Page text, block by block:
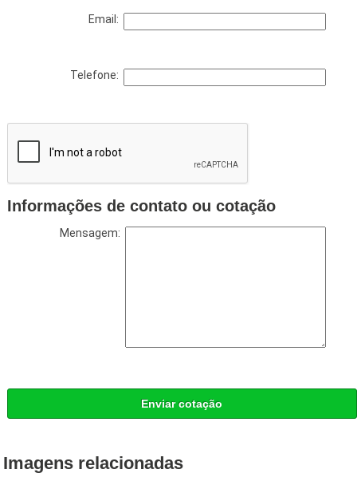
Email:
Telefone:
Informações de contato ou cotação
Mensagem:
Enviar cotação
Imagens relacionadas